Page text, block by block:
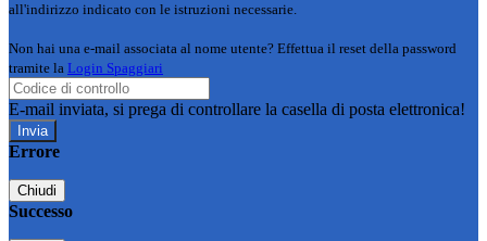
all'indirizzo indicato con le istruzioni necessarie.
Non hai una e-mail associata al nome utente? Effettua il reset della password
tramite la Login Spaggiari
E-mail inviata, si prega di controllare la casella di posta elettronica!
Errore
Chiudi
Successo